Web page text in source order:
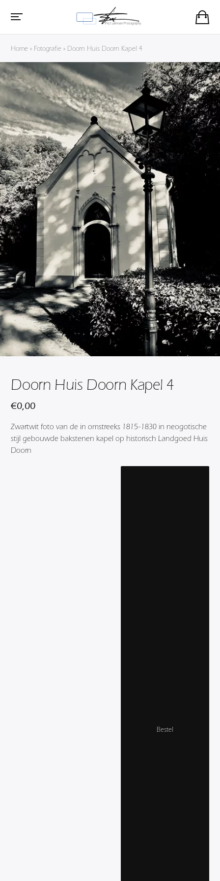
Home » Fotografie » Doorn Huis Doorn Kapel 4
Doorn Huis Doorn Kapel 4
€0,00
Zwartwit foto van de in omstreeks 1815-1830 in neogotische
stijl gebouwde bakstenen kapel op historisch Landgoed Huis
Doorn
Bestel